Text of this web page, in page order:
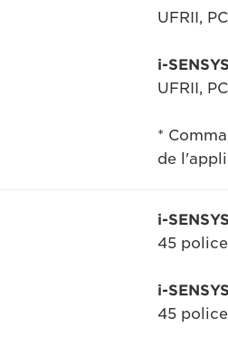
UFRII,
i-
UFRII,
*
de
i-
45
i-
45